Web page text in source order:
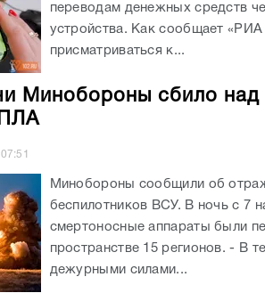
переводам денежных средств
устройства. Как сообщает «РИА
присматриваться к...
Минобороны сбило над
07:51
Минобороны сообщили об
беспилотников ВСУ. В ночь с 7
смертоносные аппараты были
пространстве 15 регионов. - В
дежурными силами...